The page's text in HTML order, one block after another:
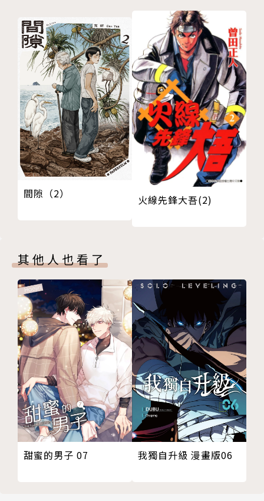
間隙（2） 火線先鋒大吾(2)
其他人也看了
甜蜜的男子 07 我獨自升級 漫畫版06